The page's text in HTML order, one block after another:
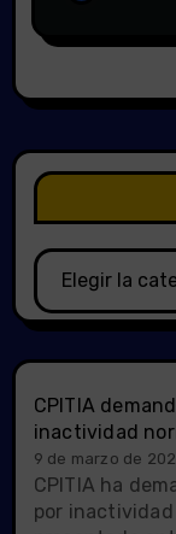
Categorías
CPITIA
inactividad
9 de marzo de
CPITIA ha
por